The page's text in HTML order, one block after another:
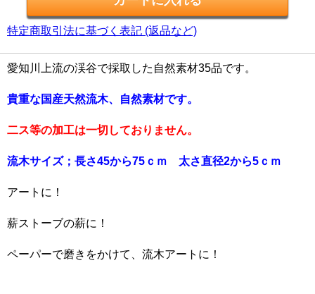
特定商取引法に基づく表記 (返品など)
愛知川上流の渓谷で採取した自然素材35品です。
貴重な国産天然流木、自然素材です。
二ス等の加工は一切しておりません。
流木サイズ；長さ45から75ｃｍ 太さ直径2から5ｃｍ
アートに！
薪ストーブの薪に！
ペーパーで磨きをかけて、流木アートに！